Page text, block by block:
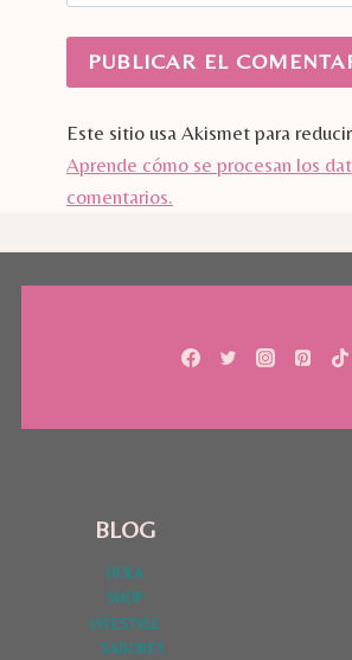
Este sitio usa Akismet para
Aprende cómo se procesan los
comentarios.
BLOG
HOLA
SHOP
LYFESTYLE
SABORES